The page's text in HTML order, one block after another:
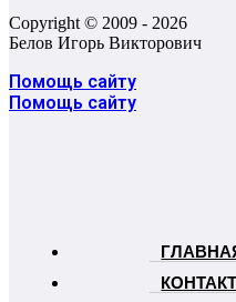
Copyright © 2009 - 2026
Белов Игорь Викторович
Помощь сайту
Помощь сайту